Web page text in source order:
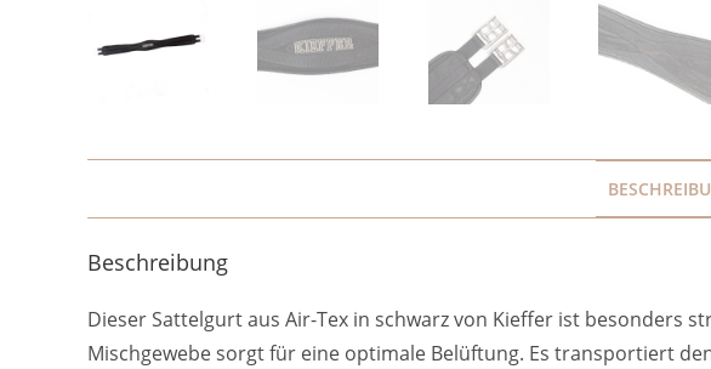
Beschreibung
Dieser Sattelgurt aus Air-Tex in schwarz von Kieffer ist besonders
Mischgewebe sorgt für eine optimale Belüftung. Es transportiert